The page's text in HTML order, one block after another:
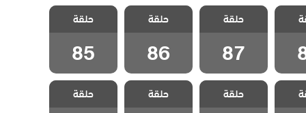
4 مدبلج الحلقة
87
حلقة
87
4 مدبلج الحلقة
86
حلقة
86
4 مدبلج الحلقة
85
حلقة
85
مسلسل اخوتي
4 مدبلج الحلقة
حلقة
مسلسل اخوتي
4 مدبلج الحلقة
حلقة
مسلسل اخوتي
4 مدبلج الحلقة
حلقة